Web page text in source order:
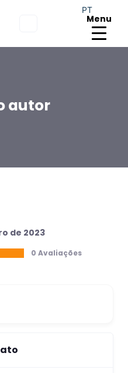
Menu
autor
de 2023
0 Avaliações
PT